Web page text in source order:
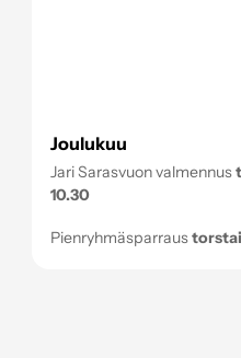
Joulukuu
Jari Sarasvuon valmennus
10.30
Pienryhmäsparraus